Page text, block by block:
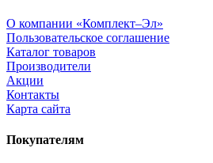
О компании «Комплект–Эл»
Пользовательское соглашение
Каталог товаров
Производители
Акции
Контакты
Карта сайта
Покупателям